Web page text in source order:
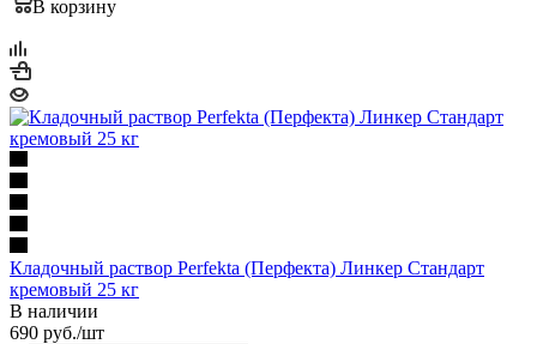
В корзину
Кладочный раствор Perfekta (Перфекта) Линкер Стандарт
кремовый 25 кг
В наличии
690 руб./шт